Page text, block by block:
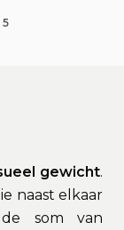
gewicht.
naast elkaar
som van